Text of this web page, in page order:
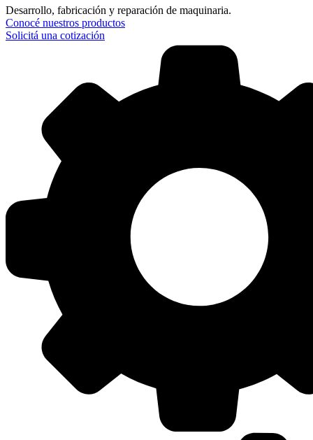
Desarrollo, fabricación y reparación de maquinaria.
Conocé nuestros productos
Solicitá una cotización